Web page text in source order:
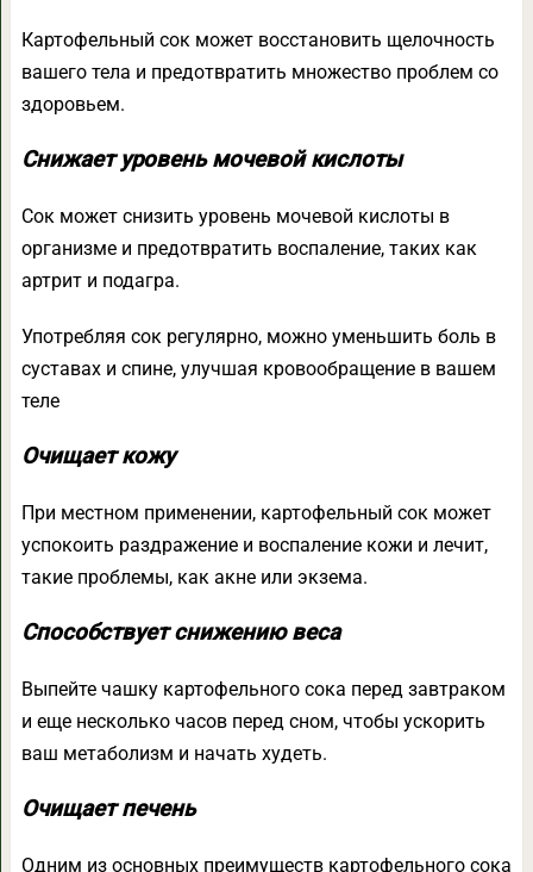
Картофельный сок может восстановить щелочность
вашего тела и предотвратить множество проблем со
здоровьем.
Снижает уровень мочевой кислоты
Сок может снизить уровень мочевой кислоты в
организме и предотвратить воспаление, таких как
артрит и подагра.
Употребляя сок регулярно, можно уменьшить боль в
суставах и спине, улучшая кровообращение в вашем
теле
Очищает кожу
При местном применении, картофельный сок может
успокоить раздражение и воспаление кожи и лечит,
такие проблемы, как акне или экзема.
Способствует снижению веса
Выпейте чашку картофельного сока перед завтраком
и еще несколько часов перед сном, чтобы ускорить
ваш метаболизм и начать худеть.
Очищает печень
Одним из основных преимуществ картофельного сока